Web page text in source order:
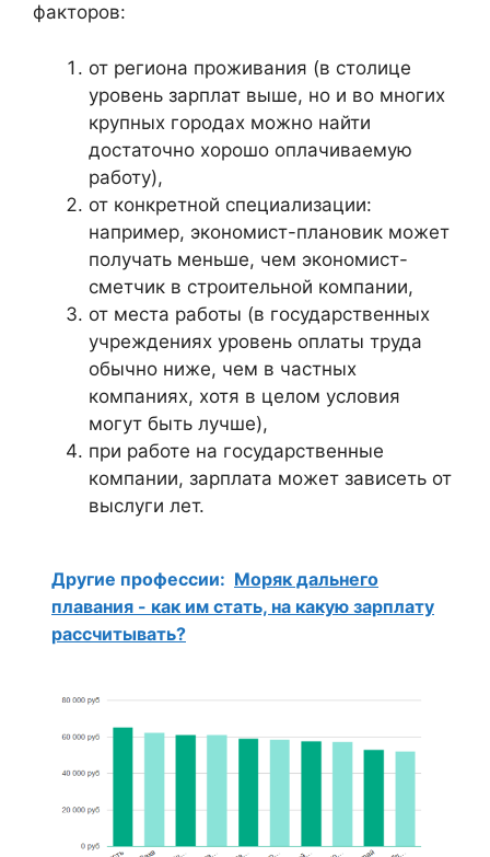
факторов:
от региона проживания (в столице
уровень зарплат выше, но и во многих
крупных городах можно найти
достаточно хорошо оплачиваемую
работу),
от конкретной специализации:
например, экономист-плановик может
получать меньше, чем экономист-
сметчик в строительной компании,
от места работы (в государственных
учреждениях уровень оплаты труда
обычно ниже, чем в частных
компаниях, хотя в целом условия
могут быть лучше),
при работе на государственные
компании, зарплата может зависеть от
выслуги лет.
Другие профессии: Моряк дальнего
плавания - как им стать, на какую зарплату
рассчитывать?